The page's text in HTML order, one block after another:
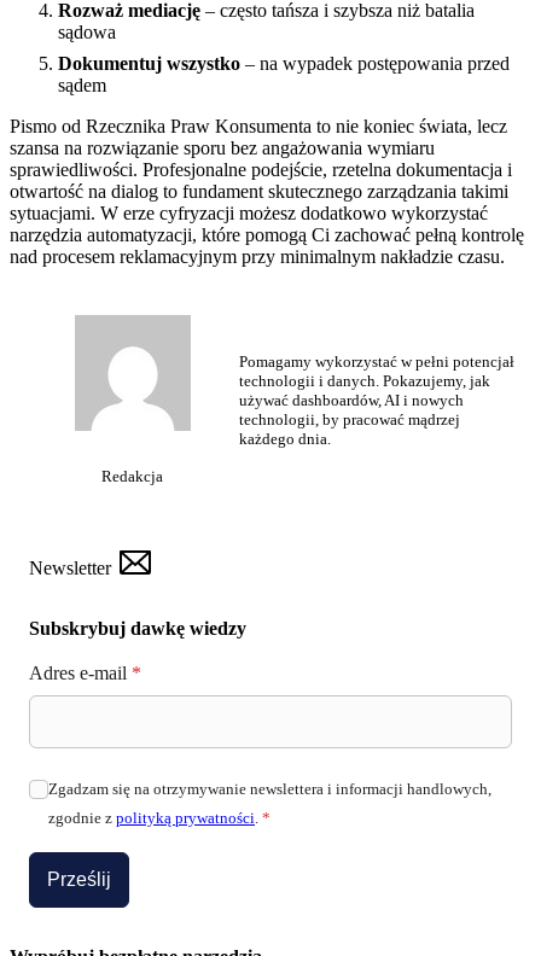
Rozważ mediację – często tańsza i szybsza niż batalia
sądowa
Dokumentuj wszystko – na wypadek postępowania przed
sądem
Pismo od Rzecznika Praw Konsumenta to nie koniec świata, lecz
szansa na rozwiązanie sporu bez angażowania wymiaru
sprawiedliwości. Profesjonalne podejście, rzetelna dokumentacja i
otwartość na dialog to fundament skutecznego zarządzania takimi
sytuacjami. W erze cyfryzacji możesz dodatkowo wykorzystać
narzędzia automatyzacji, które pomogą Ci zachować pełną kontrolę
nad procesem reklamacyjnym przy minimalnym nakładzie czasu.
Redakcja
Pomagamy wykorzystać w pełni potencjał
technologii i danych. Pokazujemy, jak
używać dashboardów, AI i nowych
technologii, by pracować mądrzej
każdego dnia.
Newsletter
Subskrybuj dawkę wiedzy
Adres e-mail *
Zgadzam się na otrzymywanie newslettera i informacji handlowych,
zgodnie z polityką prywatności *
Prześlij